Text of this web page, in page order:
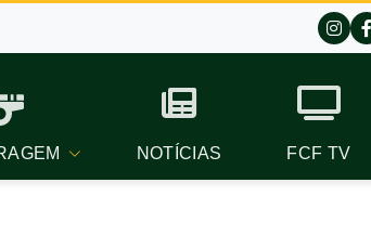
NOTÍCIAS FCF TV